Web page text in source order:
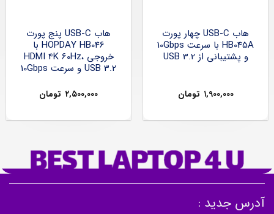
هاب USB-C چهار پورت
HB045A با سرعت 10Gbps
و پشتیبانی از USB 3.2
۱,۹۰۰,۰۰۰ تومان
هاب USB-C پنج پورت
HOPDAY HB046 با
خروجی HDMI 4K 60Hz،
USB 3.2 و سرعت 10Gbps
۲,۵۰۰,۰۰۰ تومان
آدرس جدید :